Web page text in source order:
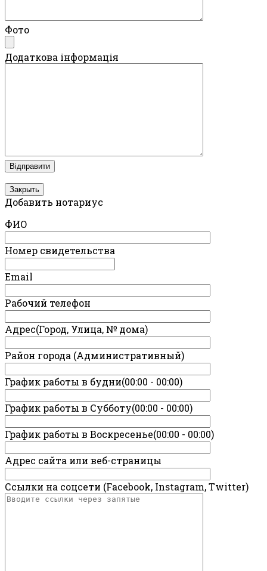
Фото
Додаткова інформація
Закрыть
Добавить нотариус
ФИО
Номер свидетельства
Email
Рабочий телефон
Адрес(Город, Улица, № дома)
Район города (Административный)
График работы в будни(00:00 - 00:00)
График работы в Субботу(00:00 - 00:00)
График работы в Воскресенье(00:00 - 00:00)
Адрес сайта или веб-страницы
Ссылки на соцсети (Facebook, Instagram, Twitter)